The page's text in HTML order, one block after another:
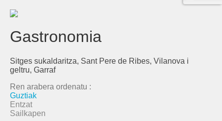
Gastronomia
Sitges sukaldaritza, Sant Pere de Ribes, Vilanova i
geltru, Garraf
Ren arabera ordenatu :
Guztiak
Entzat
Sailkapen